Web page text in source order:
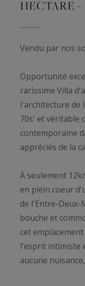
HECTARE
Vendu par nos
Opportunité
rarissime Villa
l'architecture de
70s' et véritable
contemporaine
appréciés de la
À seulement
en plein coeur
de l'Entre-Deux-
bouche et
cet
l'esprit intimiste
aucune